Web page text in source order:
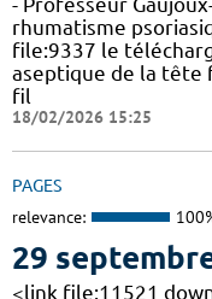
rhumatisme
file:9337 le
aseptique de la tête
fil
18/02/2026 15:25
PAGES
relevance:
29
<link file:11521